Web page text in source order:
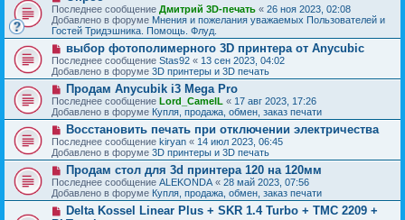
е
е
н
и
о
о
б
щ
е
н
и
е
о
в
о
е
с
о
о
б
щ
е
н
и
е
Последнее сообщение Дмитрий 3D-печать « 26 ноя 2023, 02:08
Добавлено в форуме Мнения и пожелания уважаемых Пользователей и
Гостей Тридэшника. Помощь. Флуд.
Н
о
в
о
с
о
о
б
щ
е
н
и
е
выбор фотополимерного 3D принтера от Anycubic
Последнее сообщение Stas92 « 13 сен 2023, 04:02
Добавлено в форуме 3D принтеры и 3D печать
Н
о
в
о
с
о
о
б
щ
е
н
и
Продам Anycubik i3 Mega Pro
Последнее сообщение Lord_CamelL « 17 авг 2023, 17:26
Добавлено в форуме Купля, продажа, обмен, заказ печати
Н
о
в
о
с
о
о
б
Восстановить печать при отключении электричества
Последнее сообщение kiryan « 14 июл 2023, 06:45
Добавлено в форуме 3D принтеры и 3D печать
Н
о
в
о
Продам стол для 3d принтера 120 на 120мм
Последнее сообщение ALEKONDA « 28 май 2023, 07:56
Добавлено в форуме Купля, продажа, обмен, заказ печати
НDelta Kossel Linear Plus + SKR 1.4 Turbo + TMC 2209 +